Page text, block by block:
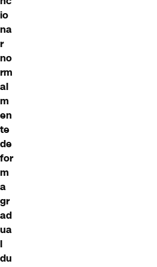
io
na
r
no
rm
al
m
en
te
de
for
m
a
gr
ad
ua
l
du